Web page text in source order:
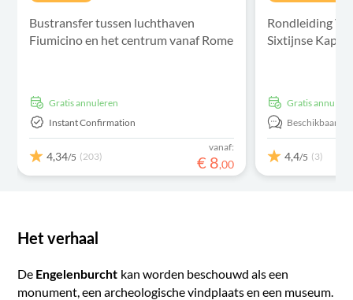
Bustransfer tussen luchthaven
Fiumicino en het centrum vanaf Rome
Gratis annuleren
Instant Confirmation
4,34/5 (203)
vanaf:
€ 8,00
Rondleiding
Sixtijnse Kapel
Gratis
Beschikbaar in:
4,4/5 (3)
Het verhaal
De Engelenburcht kan worden beschouwd als een
monument, een archeologische vindplaats en een museum.